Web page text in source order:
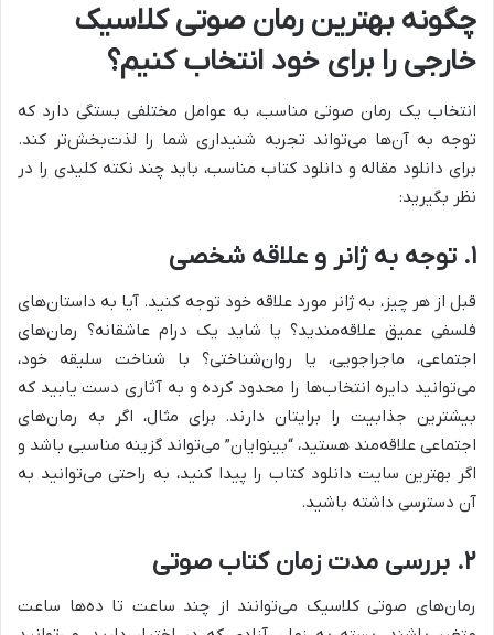
چگونه بهترین رمان صوتی کلاسیک
خارجی را برای خود انتخاب کنیم؟
انتخاب یک رمان صوتی مناسب، به عوامل مختلفی بستگی دارد که
توجه به آن‌ها می‌تواند تجربه شنیداری شما را لذت‌بخش‌تر کند.
برای دانلود مقاله و دانلود کتاب مناسب، باید چند نکته کلیدی را در
نظر بگیرید:
۱. توجه به ژانر و علاقه شخصی
قبل از هر چیز، به ژانر مورد علاقه خود توجه کنید. آیا به داستان‌های
فلسفی عمیق علاقه‌مندید؟ یا شاید یک درام عاشقانه؟ رمان‌های
اجتماعی، ماجراجویی، یا روان‌شناختی؟ با شناخت سلیقه خود،
می‌توانید دایره انتخاب‌ها را محدود کرده و به آثاری دست یابید که
بیشترین جذابیت را برایتان دارند. برای مثال، اگر به رمان‌های
اجتماعی علاقه‌مند هستید، “بینوایان” می‌تواند گزینه مناسبی باشد و
اگر بهترین سایت دانلود کتاب را پیدا کنید، به راحتی می‌توانید به
آن دسترسی داشته باشید.
۲. بررسی مدت زمان کتاب صوتی
رمان‌های صوتی کلاسیک می‌توانند از چند ساعت تا ده‌ها ساعت